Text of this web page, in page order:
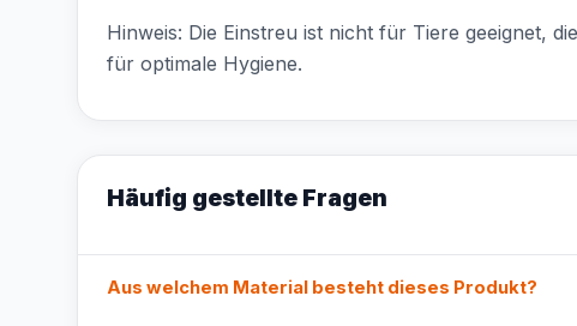
Hinweis: Die Einstreu ist nicht für Tiere geeignet,
für optimale Hygiene.
Häufig gestellte Fragen
Aus welchem Material besteht dieses Produkt?